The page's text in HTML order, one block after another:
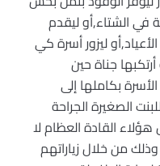
في الشتاء,أو ليقدم
ليزور أسرة كي
جناة حين
بكاملها إلى
الصغيرة الجراحة
القادة العظام لا
من خلال زياراتهم